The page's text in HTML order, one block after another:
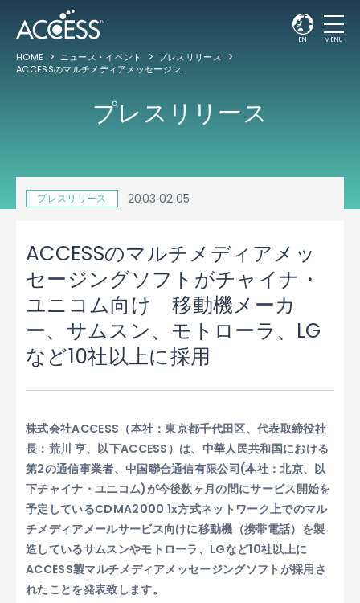
EN MENU
HOME ニュース・イベント
プレスリリース
ACCESSのマルチメディアメッセージングソフトがチャイナ・ユニコム向け 移動機メーカー、サムスン、モトローラ、LGなど10社以上に採用
プレスリリース
プレスリリース 2003.02.05
ACCESSのマルチメディアメッ
セージングソフトがチャイナ・
ユニコム向け 移動機メーカ
ー、サムスン、モトローラ、LG
など10社以上に採用
株式会社ACCESS（本社：東京都千代田区、代表取締役社
長：荒川 亨、以下ACCESS）は、中華人民共和国における
第2の通信事業者、中国聯合通信有限公司(本社：北京、以
下チャイナ・ユニコム)が今後数ヶ月の間にサービス開始を
予定しているCDMA2000 1x方式ネットワーク上でのマル
チメディアメールサービス向けに移動機（携帯電話）を製
造しているサムスンやモトローラ、LGなど10社以上に
ACCESS製マルチメディアメッセージングソフトが採用さ
れたことを発表致します。